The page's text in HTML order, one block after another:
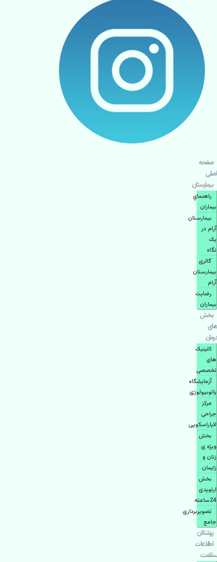
صفحه
اصلی
بيمارستان
راهنماي
بیماران
بیمارستان
آرام در
یک
نگاه
گالری
بیمارستان
آرام
رضایت
بیماران
بخش
های
درمان
کلینیک
های
تخصصی
آزمایشگاه
پاتوبیولوژی
مرکز
جراحی
لاپاراسکوپی
بخش
ویژه ی
زنان و
زایمان
بخش
ارتوپدی
24ساعته
تصویربرداری
جامع
پزشكان
اطلاعات
سلامت